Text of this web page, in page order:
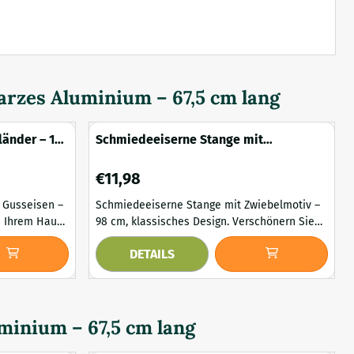
Aluminium – 67,5 cm lang
– 122
–
Hauch
im
Schmiedeeiserne Stange mit
Preis: 11,98
€11,98
Schmiedeeiserne Stange mit Zwiebelmotiv –
98 cm, klassisches Design. Verschönern Sie
Ihren Zaun, Balkon oder Ihr Fenstergitter mit
dieser eleganten schmiedeeisernen Stange
mit stilvollem Zwiebelmotiv. Gefertigt aus
Stabilität, sondern auch eine handgefertigte
Optik, die pe...
DETAILS
– 67,5 cm lang